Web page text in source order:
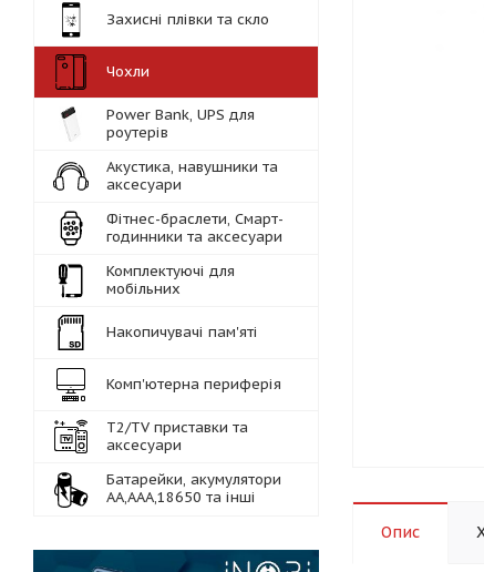
Опис
Захисні плівки та скло
Чохли
Power Bank, UPS для
роутерів
Акустика, навушники та
аксесуари
Фітнес-браслети, Смарт-
годинники та аксесуари
Комплектуючі для
мобільних
Накопичувачі пам'яті
Комп'ютерна периферія
Т2/TV приставки та
аксесуари
Батарейки, акумулятори
АА,ААА,18650 та інші